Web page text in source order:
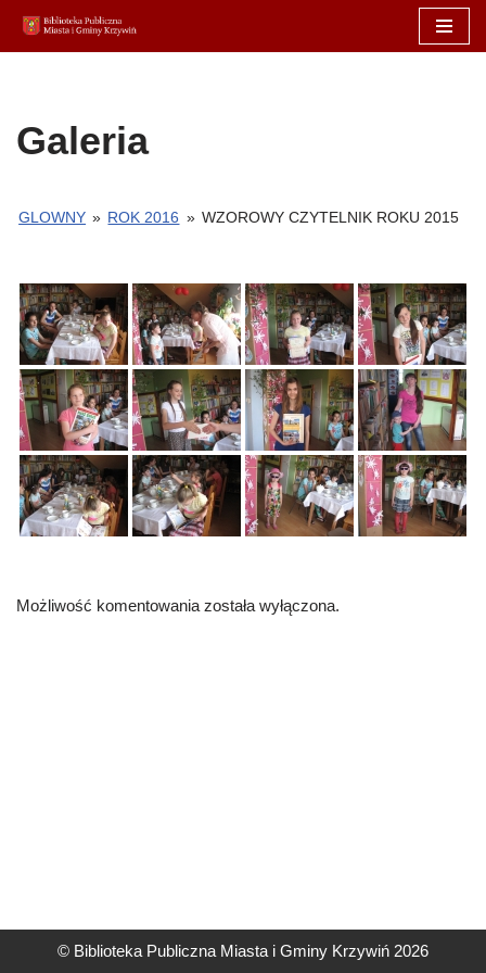
Przejdź
Galeria
GLOWNY » ROK 2016 » WZOROWY CZYTELNIK ROKU 2015
Możliwość komentowania została wyłączona.
© Biblioteka Publiczna Miasta i Gminy Krzywiń 2026